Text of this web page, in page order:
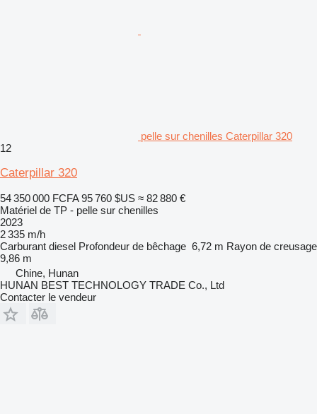
pelle sur chenilles Caterpillar 320
12
Caterpillar 320
54 350 000 FCFA 95 760 $US ≈ 82 880 €
Matériel de TP - pelle sur chenilles
2023
2 335 m/h
Carburant diesel Profondeur de bêchage 6,72 m Rayon de creusage
9,86 m
Chine, Hunan
HUNAN BEST TECHNOLOGY TRADE Co., Ltd
Contacter le vendeur